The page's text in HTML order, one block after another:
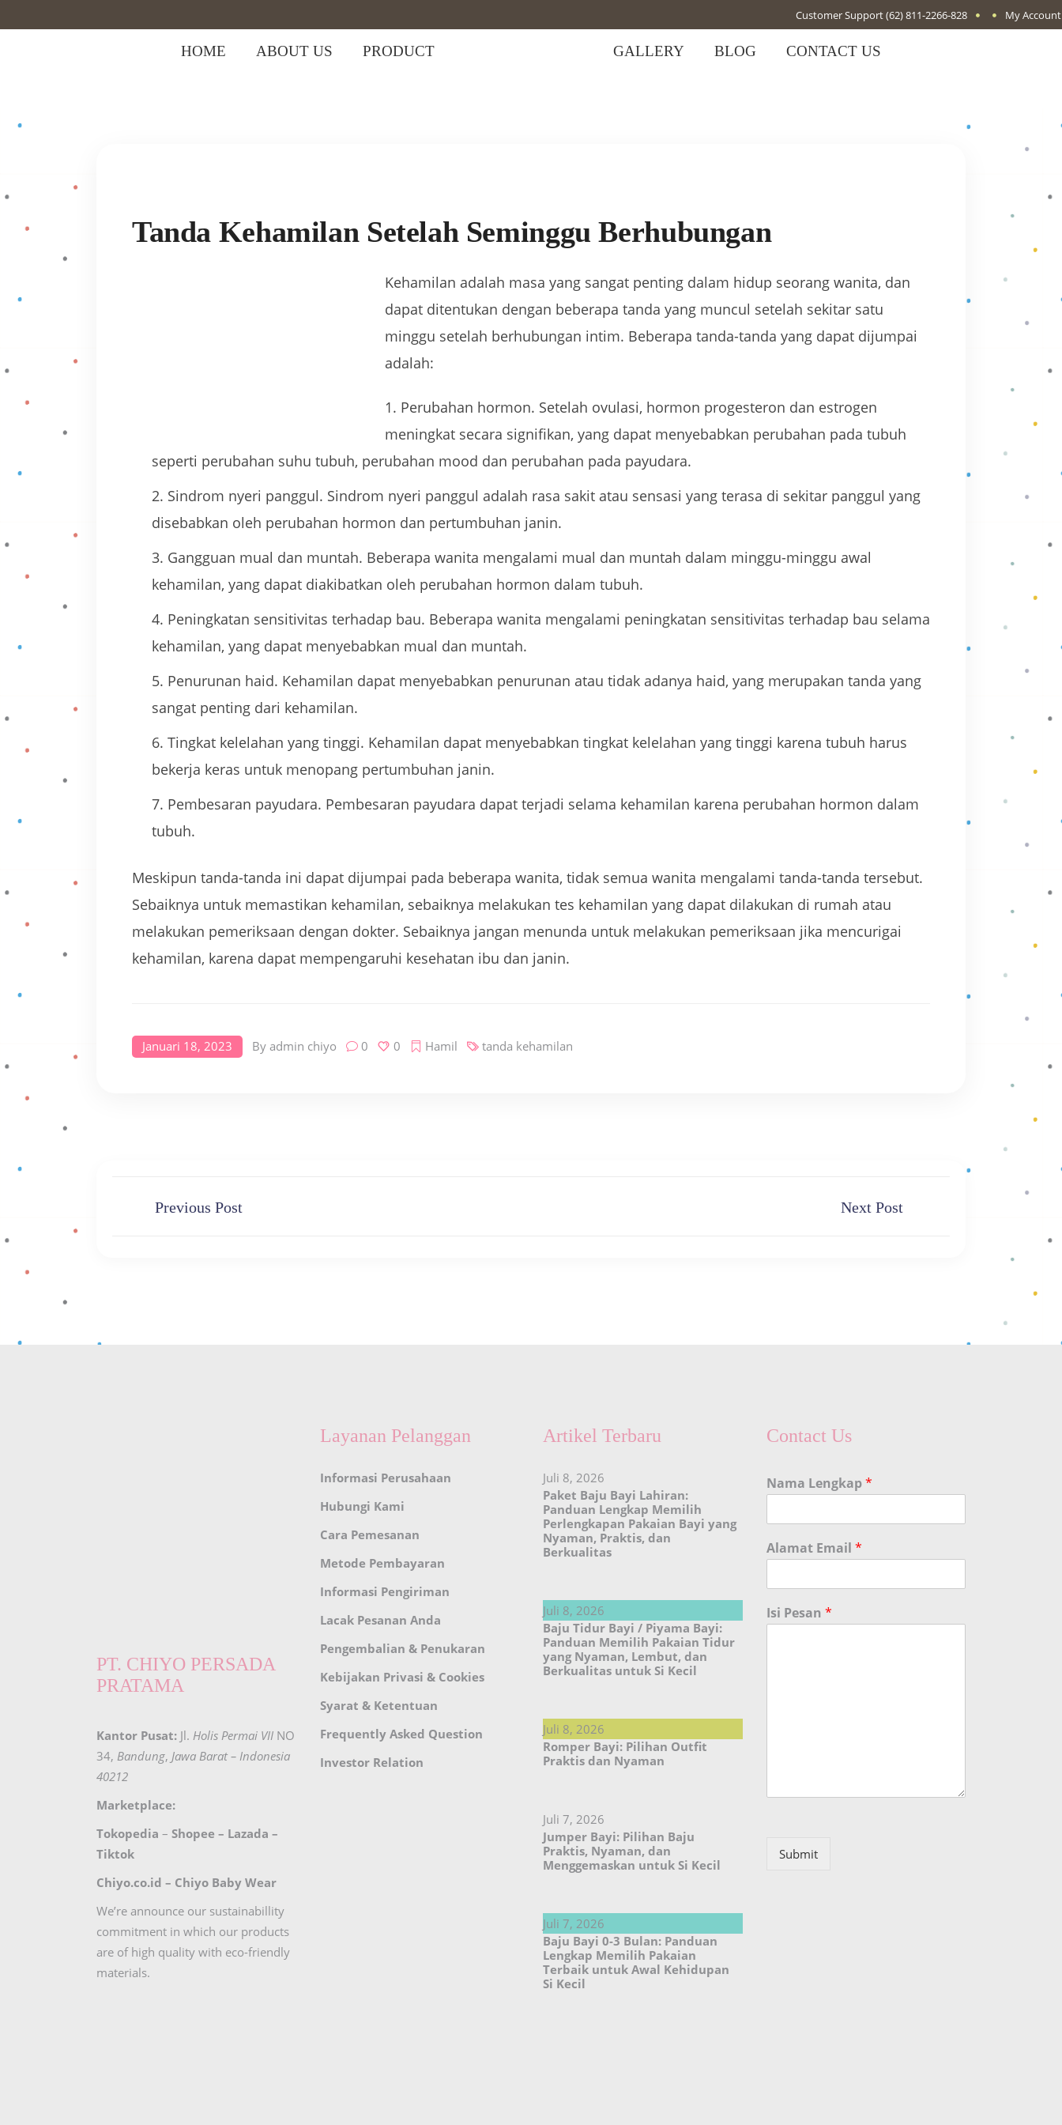
Customer Support(62) 811-2266-828 My Account
HOME ABOUT US PRODUCT GALLERY BLOG CONTACT US
Tanda Kehamilan Setelah Seminggu Berhubungan
Kehamilan adalah masa yang sangat penting dalam hidup seorang wanita, dan
dapat ditentukan dengan beberapa tanda yang muncul setelah sekitar satu
minggu setelah berhubungan intim. Beberapa tanda-tanda yang dapat dijumpai
adalah:
Perubahan hormon. Setelah ovulasi, hormon progesteron dan estrogen
meningkat secara signifikan, yang dapat menyebabkan perubahan pada tubuh
seperti perubahan suhu tubuh, perubahan mood dan perubahan pada payudara.
Sindrom nyeri panggul. Sindrom nyeri panggul adalah rasa sakit atau sensasi yang terasa di sekitar panggul yang
disebabkan oleh perubahan hormon dan pertumbuhan janin.
Gangguan mual dan muntah. Beberapa wanita mengalami mual dan muntah dalam minggu-minggu awal
kehamilan, yang dapat diakibatkan oleh perubahan hormon dalam tubuh.
Peningkatan sensitivitas terhadap bau. Beberapa wanita mengalami peningkatan sensitivitas terhadap bau selama
kehamilan, yang dapat menyebabkan mual dan muntah.
Penurunan haid. Kehamilan dapat menyebabkan penurunan atau tidak adanya haid, yang merupakan tanda yang
sangat penting dari kehamilan.
Tingkat kelelahan yang tinggi. Kehamilan dapat menyebabkan tingkat kelelahan yang tinggi karena tubuh harus
bekerja keras untuk menopang pertumbuhan janin.
Pembesaran payudara. Pembesaran payudara dapat terjadi selama kehamilan karena perubahan hormon dalam
tubuh.
Meskipun tanda-tanda ini dapat dijumpai pada beberapa wanita, tidak semua wanita mengalami tanda-tanda tersebut.
Sebaiknya untuk memastikan kehamilan, sebaiknya melakukan tes kehamilan yang dapat dilakukan di rumah atau
melakukan pemeriksaan dengan dokter. Sebaiknya jangan menunda untuk melakukan pemeriksaan jika mencurigai
kehamilan, karena dapat mempengaruhi kesehatan ibu dan janin.
Januari 18, 2023 By admin chiyo 0 0 Hamil tanda kehamilan
Previous Post Next Post
PT. CHIYO PERSADA
PRATAMA
Kantor Pusat: Jl. Holis Permai VII NO
34, Bandung, Jawa Barat – Indonesia
40212
Marketplace:
Tokopedia – Shopee – Lazada –
Tiktok
Chiyo.co.id – Chiyo Baby Wear
We’re announce our sustainabillity
commitment in which our products
are of high quality with eco-friendly
materials.
Layanan Pelanggan
Informasi Perusahaan
Hubungi Kami
Cara Pemesanan
Metode Pembayaran
Informasi Pengiriman
Lacak Pesanan Anda
Pengembalian & Penukaran
Kebijakan Privasi & Cookies
Syarat & Ketentuan
Frequently Asked Question
Investor Relation
Artikel Terbaru
Juli 8, 2026
Paket Baju Bayi Lahiran:
Panduan Lengkap Memilih
Perlengkapan Pakaian Bayi yang
Nyaman, Praktis, dan
Berkualitas
Juli 8, 2026
Baju Tidur Bayi / Piyama Bayi:
Panduan Memilih Pakaian Tidur
yang Nyaman, Lembut, dan
Berkualitas untuk Si Kecil
Juli 8, 2026
Romper Bayi: Pilihan Outfit
Praktis dan Nyaman
Juli 7, 2026
Jumper Bayi: Pilihan Baju
Praktis, Nyaman, dan
Menggemaskan untuk Si Kecil
Juli 7, 2026
Baju Bayi 0-3 Bulan: Panduan
Lengkap Memilih Pakaian
Terbaik untuk Awal Kehidupan
Si Kecil
Contact Us
Nama Lengkap*
Alamat Email *
Isi Pesan *
Submit